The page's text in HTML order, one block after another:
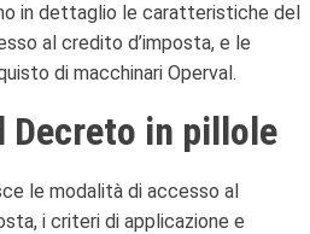
in dettaglio le caratteristiche del
al credito d’imposta, e le
di macchinari Operval.
Decreto in pillole
le modalità di accesso al
i criteri di applicazione e